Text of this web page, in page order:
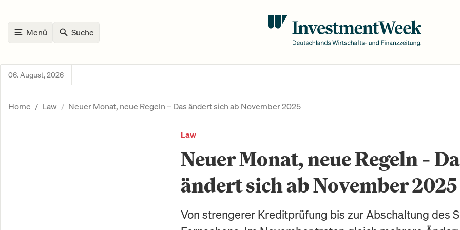
Menü Suche
06. August, 2026
Home Law Neuer Monat, neue Regeln – Das ändert sich ab November 2025
Law
Neuer Monat, neue Regeln –
ändert sich ab November 2025
Von strengerer Kreditprüfung bis zur Abschaltung des